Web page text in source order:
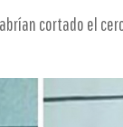
cortado el